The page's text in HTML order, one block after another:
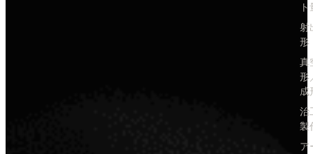
射
形
真
形
成
治
製
ア